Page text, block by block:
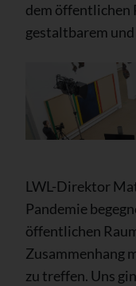
dem öffentlichen
gestaltbarem
LWL-Direktor
Pandemie
öffentlichen
Zusammenhang
zu treffen. Uns